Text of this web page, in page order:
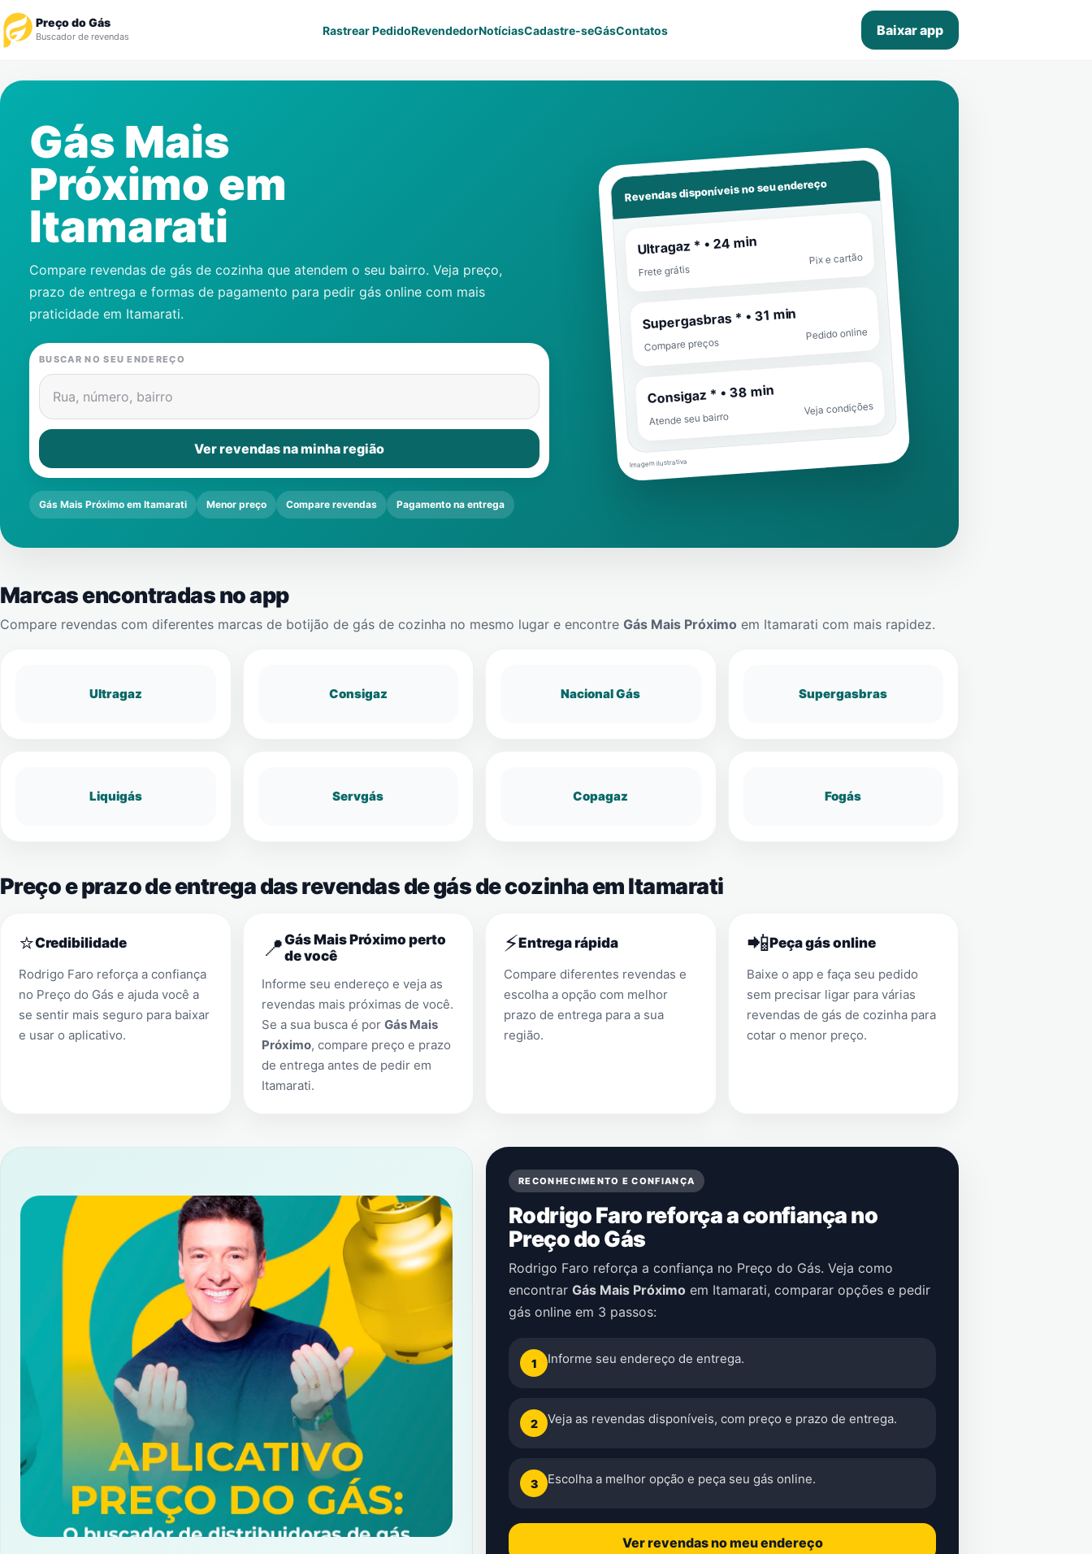
Preço do Gás
Buscador de revendas Rastrear PedidoRevendedorNotíciasCadastre-seGásContatos Baixar app
Revendedor
Notícias
Cadastre-se
Contatos
Gás Mais
Próximo em
Itamarati
Compare revendas de gás de cozinha que atendem o seu bairro. Veja preço,
prazo de entrega e formas de pagamento para pedir gás online com mais
praticidade em Itamarati.
BUSCAR NO SEU ENDEREÇO
Rua, número, bairro
Ver revendas na minha região
Gás Mais Próximo em Itamarati Menor preço Compare revendas Pagamento na entrega
Revendas disponíveis no seu endereço
Ultragaz * • 24 min
Frete grátis
Pix e cartão
Supergasbras * • 31 min
Compare preços
Pedido online
Consigaz * • 38 min
Atende seu bairro
Veja condições
Imagem ilustrativa
Marcas encontradas no app
Compare revendas com diferentes marcas de botijão de gás de cozinha no mesmo lugar e encontre Gás Mais Próximo em Itamarati com mais rapidez.
Ultragaz Consigaz Nacional Gás Supergasbras
Liquigás Servgás Copagaz Fogás
Preço e prazo de entrega das revendas de gás de cozinha em Itamarati
⭐Credibilidade
Rodrigo Faro reforça a confiança
no Preço do Gás e ajuda você a
se sentir mais seguro para baixar
e usar o aplicativo.
📍Gás Mais Próximo perto
de você
Informe seu endereço e veja as
revendas mais próximas de você.
Se a sua busca é por Gás Mais
Próximo, compare preço e prazo
de entrega antes de pedir em
Itamarati.
⚡Entrega rápida
Compare diferentes revendas e
escolha a opção com melhor
prazo de entrega para a sua
região.
📲Peça gás online
Baixe o app e faça seu pedido
sem precisar ligar para várias
revendas de gás de cozinha para
cotar o menor preço.
RECONHECIMENTO E CONFIANÇA
Rodrigo Faro reforça a confiança no
Preço do Gás
Rodrigo Faro reforça a confiança no Preço do Gás. Veja como
encontrar Gás Mais Próximo em Itamarati, comparar opções e pedir
gás online em 3 passos:
1 Informe seu endereço de entrega.
2 Veja as revendas disponíveis, com preço e prazo de entrega.
3 Escolha a melhor opção e peça seu gás online.
Ver revendas no meu endereço